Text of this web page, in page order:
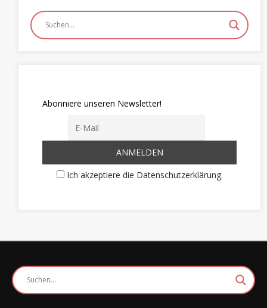
Abonniere unseren Newsletter!
Ich akzeptiere die Datenschutzerklärung.